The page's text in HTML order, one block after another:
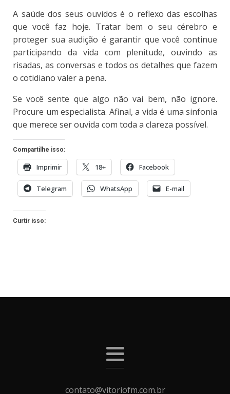
A saúde dos seus ouvidos é o reflexo das escolhas
que você faz hoje. Tratar bem o seu cérebro e
proteger sua audição é garantir que você continue
participando da vida com plenitude, ouvindo as
risadas, as conversas e todos os detalhes que fazem
o cotidiano valer a pena.
Se você sente que algo não vai bem, não ignore.
Procure um especialista. Afinal, a vida é uma sinfonia
que merece ser ouvida com toda a clareza possível.
Compartilhe isso:
Imprimir 18+ Facebook
Telegram WhatsApp E-mail
Curtir isso:
contato@vitoriofm.com.br